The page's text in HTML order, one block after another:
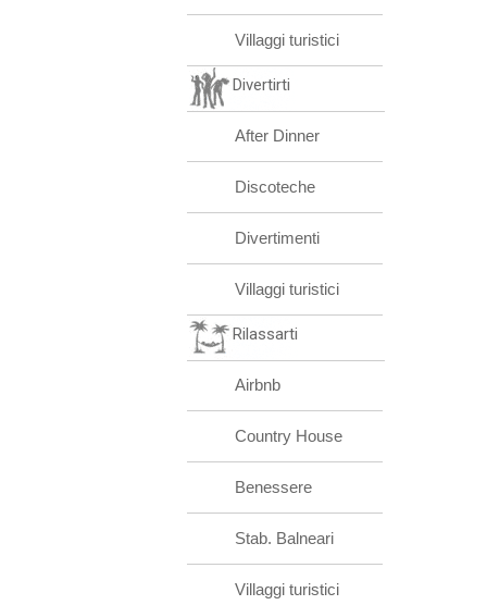
Villaggi turistici
Divertirti
After Dinner
Discoteche
Divertimenti
Villaggi turistici
Rilassarti
Airbnb
Country House
Benessere
Stab. Balneari
Villaggi turistici